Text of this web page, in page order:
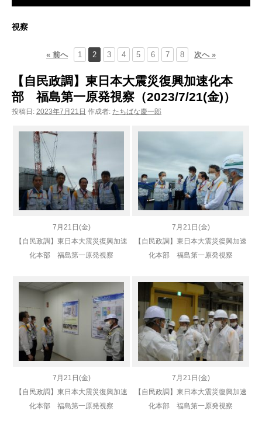
ス
キ
視察
« 前へ 1 2 3 4 5 6 7 8 次へ »
【自民政調】東日本大震災復興加速化本
部 福島第一原発視察（2023/7/21(金)）
投稿日: 2023年7月21日 作成者: たちばな慶一郎
7月21日(金)
【自民政調】東日本大震災復興加速
化本部 福島第一原発視察
7月21日(金)
【自民政調】東日本大震災復興加速
化本部 福島第一原発視察
7月21日(金)
【自民政調】東日本大震災復興加速
化本部 福島第一原発視察
7月21日(金)
【自民政調】東日本大震災復興加速
化本部 福島第一原発視察